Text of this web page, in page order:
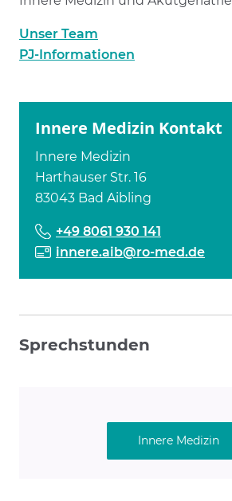
Unser Team
PJ-Informationen
Innere Medizin Kontakt
Innere Medizin
Harthauser Str. 16
83043 Bad Aibling
+49 8061 930 141
innere.aib@ro-med.de
Sprechstunden
Innere Medizin